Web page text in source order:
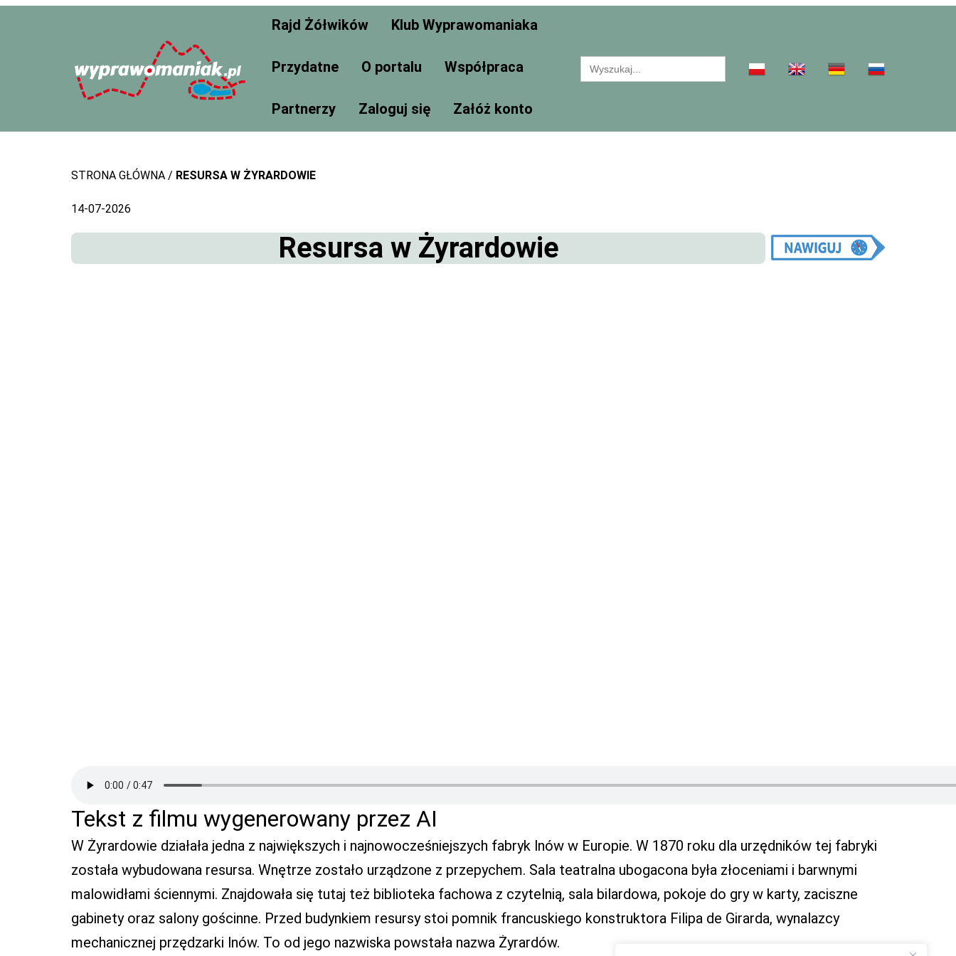
Rajd Żółwików Klub Wyprawomaniaka
Przydatne O portalu Współpraca
Partnerzy Zaloguj się Załóż konto
Search
for:
STRONA GŁÓWNA RESURSA W ŻYRARDOWIE
14-07-2026
Resursa w Żyrardowie
Tekst z filmu wygenerowany przez AI
W Żyrardowie działała jedna z największych i najnowocześniejszych fabryk lnów w Europie. W 1870 roku dla urzędników tej fabryki
została wybudowana resursa. Wnętrze zostało urządzone z przepychem. Sala teatralna ubogacona była złoceniami i barwnymi
malowidłami ściennymi. Znajdowała się tutaj też biblioteka fachowa z czytelnią, sala bilardowa, pokoje do gry w karty, zaciszne
gabinety oraz salony gościnne. Przed budynkiem resursy stoi pomnik francuskiego konstruktora Filipa de Girarda, wynalazcy
mechanicznej przędzarki lnów. To od jego nazwiska powstała nazwa Żyrardów.